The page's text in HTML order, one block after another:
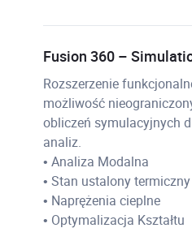
Fusion 360 –
Rozszerzenie
możliwość
obliczeń symulacyjnych
analiz.
• Analiza Modalna
• Stan ustalony termiczny
• Naprężenia cieplne
• Optymalizacja Kształtu